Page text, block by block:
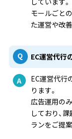
モールごと
た運営や改
EC運営代行
EC運営代行
ります。
広告運用の
しており、
ランをご提